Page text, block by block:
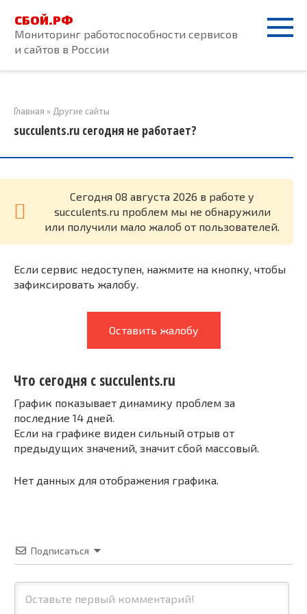
контенту
СБОЙ.РФ
Мониторинг работоспособности сервисов
и сайтов в России
Главная » Другие сайты
succulents.ru сегодня не работает?
Cегодня 08 августа 2026 в работе у
succulents.ru проблем мы не обнаружили
или получили мало жалоб от пользователей.
Если сервис недоступен, нажмите на кнопку, чтобы
зафиксировать жалобу.
Оставить жалобу
Что сегодня с succulents.ru
График показывает динамику проблем за
последние 14 дней.
Если на графике виден сильный отрыв от
предыдущих значений, значит сбой массовый.
Нет данных для отображения графика.
Подписаться